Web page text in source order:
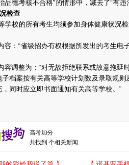
德考核不合格”的情形中，减去了“有违
检查
校的所有考生均须参加身体健康状况检
：“省级招办有权根据所发出的考生电
调整为：“对无故拒绝联系或故意拖延
子档案按有关高等学校计划数及录取规
同时应立即书面通知有关高等学校。”
共找到 个相关新闻.